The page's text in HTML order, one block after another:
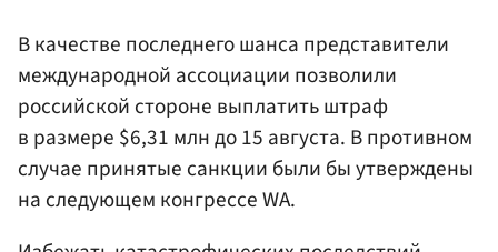
В качестве последнего шанса представители
международной ассоциации позволили
российской стороне выплатить штраф
в размере $6,31 млн до 15 августа. В противном
случае принятые санкции были бы утверждены
на следующем конгрессе WA.